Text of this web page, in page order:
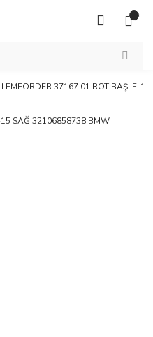
LEMFORDER 37167 01 ROT BAŞI F-